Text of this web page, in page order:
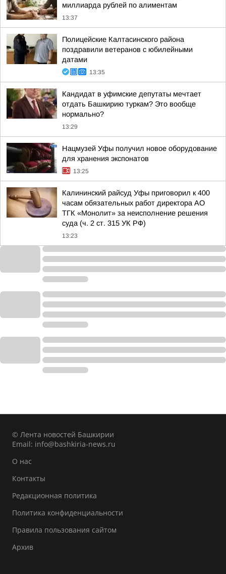
миллиарда рублей по алиментам
13:37
Полицейские Калтасинского района
поздравили ветеранов с юбилейными
датами
13:35
Кандидат в уфимские депутаты мечтает
отдать Башкирию туркам? Это вообще
нормально?
13:29
Нацмузей Уфы получил новое оборудование
для хранения экспонатов
13:25
Калининский райсуд Уфы приговорил к 400
часам обязательных работ директора АО
ТГК «Монолит» за неисполнение решения
суда (ч. 2 ст. 315 УК РФ)
13:23
© Лента новостей Башкирии
Email: info@bashkiria-news.ru
О нас
Контакты
Редакционная политика
Политика конфиденциальности
Правила пользования сайтом
Архив